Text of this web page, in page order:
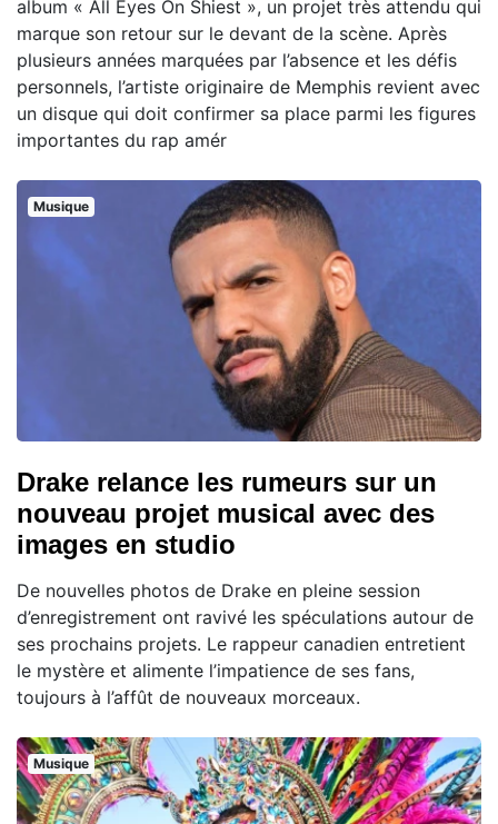
album « All Eyes On Shiest », un projet très attendu qui
marque son retour sur le devant de la scène. Après
plusieurs années marquées par l’absence et les défis
personnels, l’artiste originaire de Memphis revient avec
un disque qui doit confirmer sa place parmi les figures
importantes du rap amér
Musique
Drake relance les rumeurs sur un
nouveau projet musical avec des
images en studio
De nouvelles photos de Drake en pleine session
d’enregistrement ont ravivé les spéculations autour de
ses prochains projets. Le rappeur canadien entretient
le mystère et alimente l’impatience de ses fans,
toujours à l’affût de nouveaux morceaux.
Musique